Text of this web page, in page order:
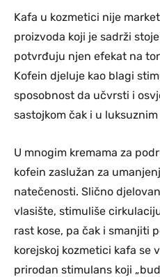
Kafa u kozmetici nije
proizvoda koji je sadrži
potvrđuju njen efekat na
Kofein djeluje kao blagi
sposobnost da učvrsti i
sastojkom čak i u
U mnogim kremama za
kofein zaslužan za
natečenosti. Slično
vlasište, stimuliše
rast kose, pa čak i smanjiti
korejskoj kozmetici kafa se
prirodan stimulans koji